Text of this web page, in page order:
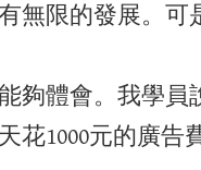
無限的發展。
夠體會。我學
花1000元的廣